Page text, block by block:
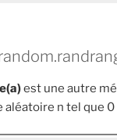
est une autre
n tel que 0